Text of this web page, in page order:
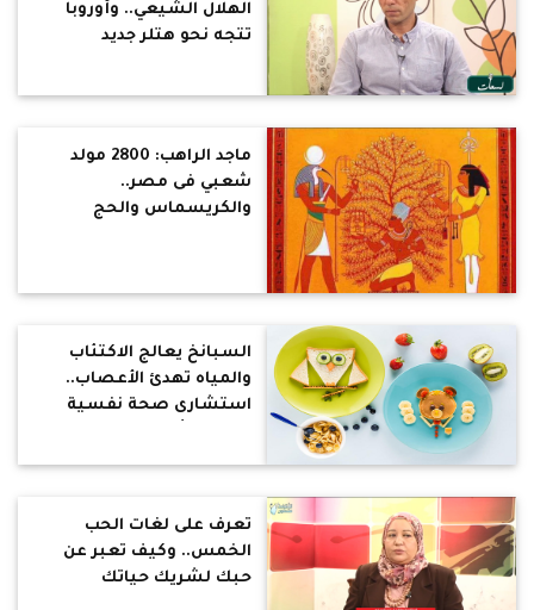
الهلال الشيعي.. وأوروبا
تتجه نحو هتلر جديد
ماجد الراهب: 2800 مولد
شعبي فى مصر..
والكريسماس والحج
السبانخ يعالج الاكتئاب
والمياه تهدئ الأعصاب..
استشارى صحة نفسية
تعرف على لغات الحب
الخمس.. وكيف تعبر عن
حبك لشريك حياتك